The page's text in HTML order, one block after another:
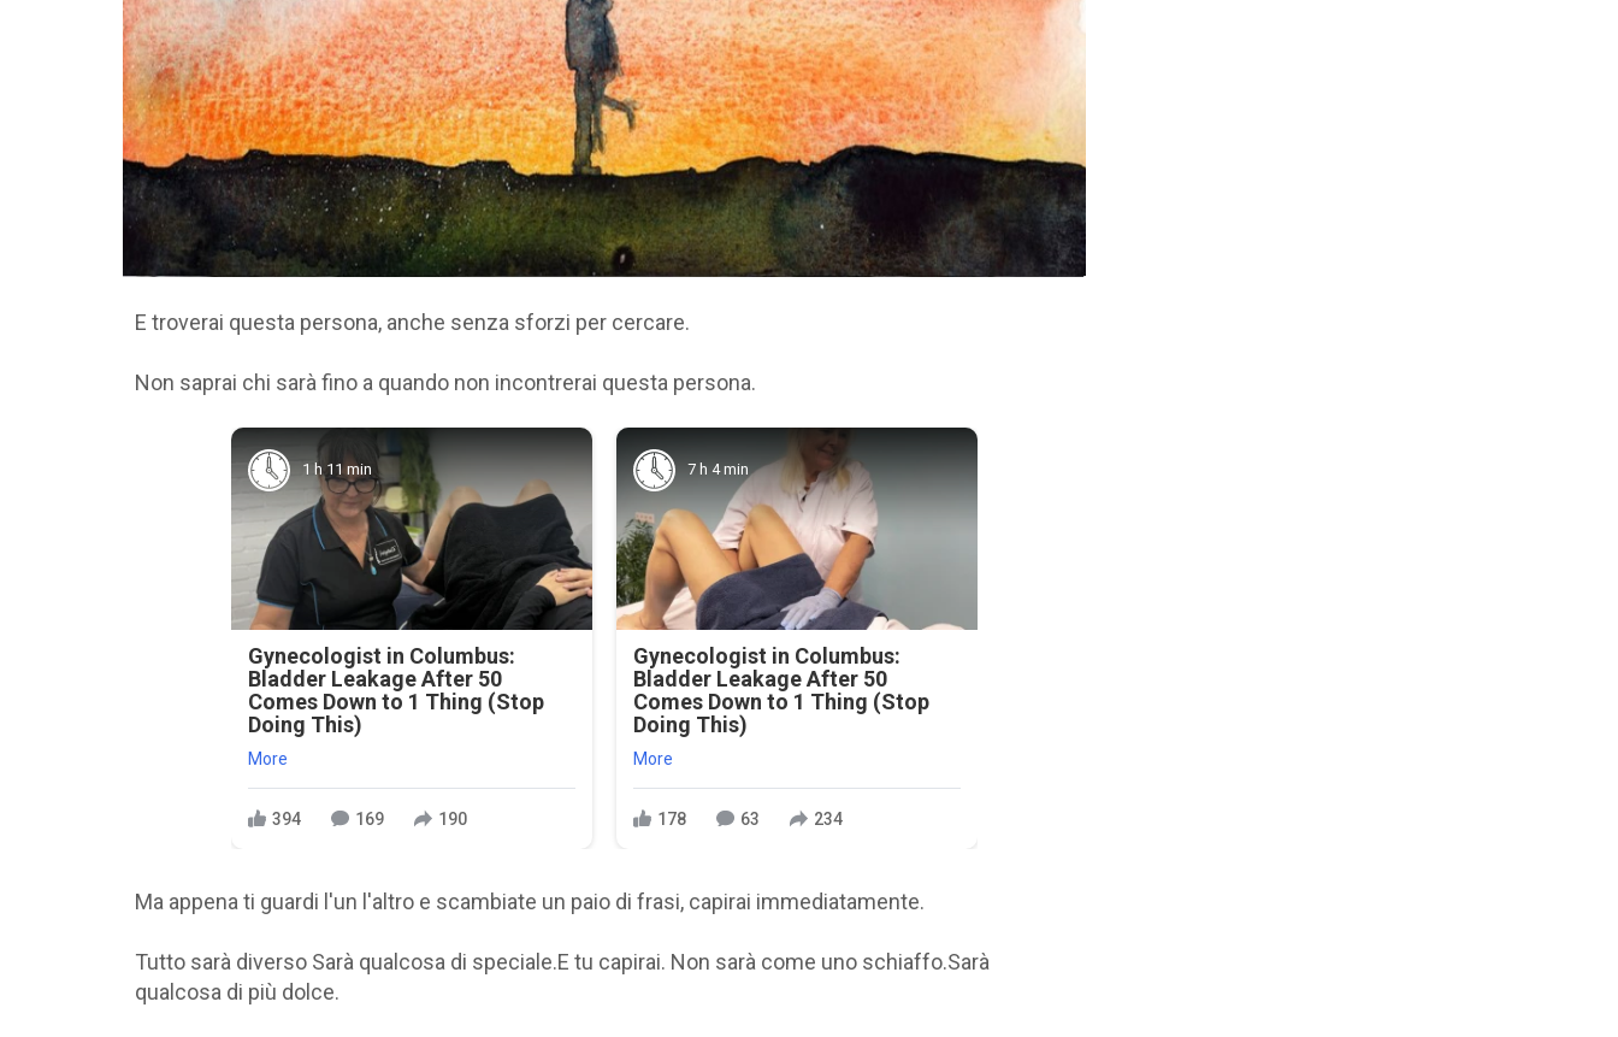
E troverai questa persona, anche senza sforzi per cercare.
Non saprai chi sarà fino a quando non incontrerai questa persona.
1 h 11 min
Gynecologist in Columbus:
Bladder Leakage After 50
Comes Down to 1 Thing (Stop
Doing This)
More
394 169 190
7 h 4 min
Gynecologist in Columbus:
Bladder Leakage After 50
Comes Down to 1 Thing (Stop
Doing This)
More
178 63 234
Ma appena ti guardi l'un l'altro e scambiate un paio di frasi, capirai immediatamente.
Tutto sarà diverso Sarà qualcosa di speciale.E tu capirai. Non sarà come uno schiaffo.Sarà
qualcosa di più dolce.